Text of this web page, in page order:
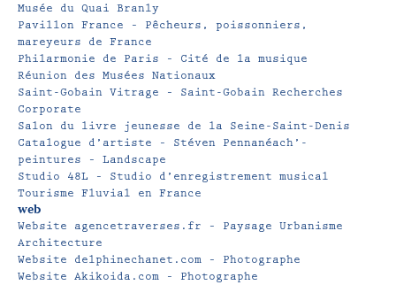
Musée du Quai Branly
Pavillon France – Pêcheurs, poissonniers,
mareyeurs de France
Philarmonie de Paris – Cité de la musique
Réunion des Musées Nationaux
Saint-Gobain Vitrage – Saint-Gobain Recherches
Corporate
Salon du livre jeunesse de la Seine-Saint-Denis
Catalogue d’artiste – Stéven Pennanéach’-
peintures – Landscape
Studio 48L – Studio d’enregistrement musical
Tourisme Fluvial en France
web
Website agencetraverses.fr – Paysage Urbanisme
Architecture
Website delphinechanet.com – Photographe
Website Akikoida.com – Photographe